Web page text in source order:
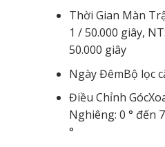
Thời Gian Màn
1 / 50.000 giây,
50.000 giây
Ngày ĐêmBộ lọc
Điều Chỉnh Góc
Nghiêng: 0 ° đến
°